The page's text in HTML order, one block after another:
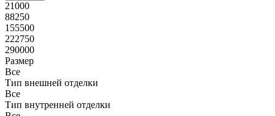
21000
88250
155500
222750
290000
Размер
Все
Тип внешней отделки
Все
Тип внутренней отделки